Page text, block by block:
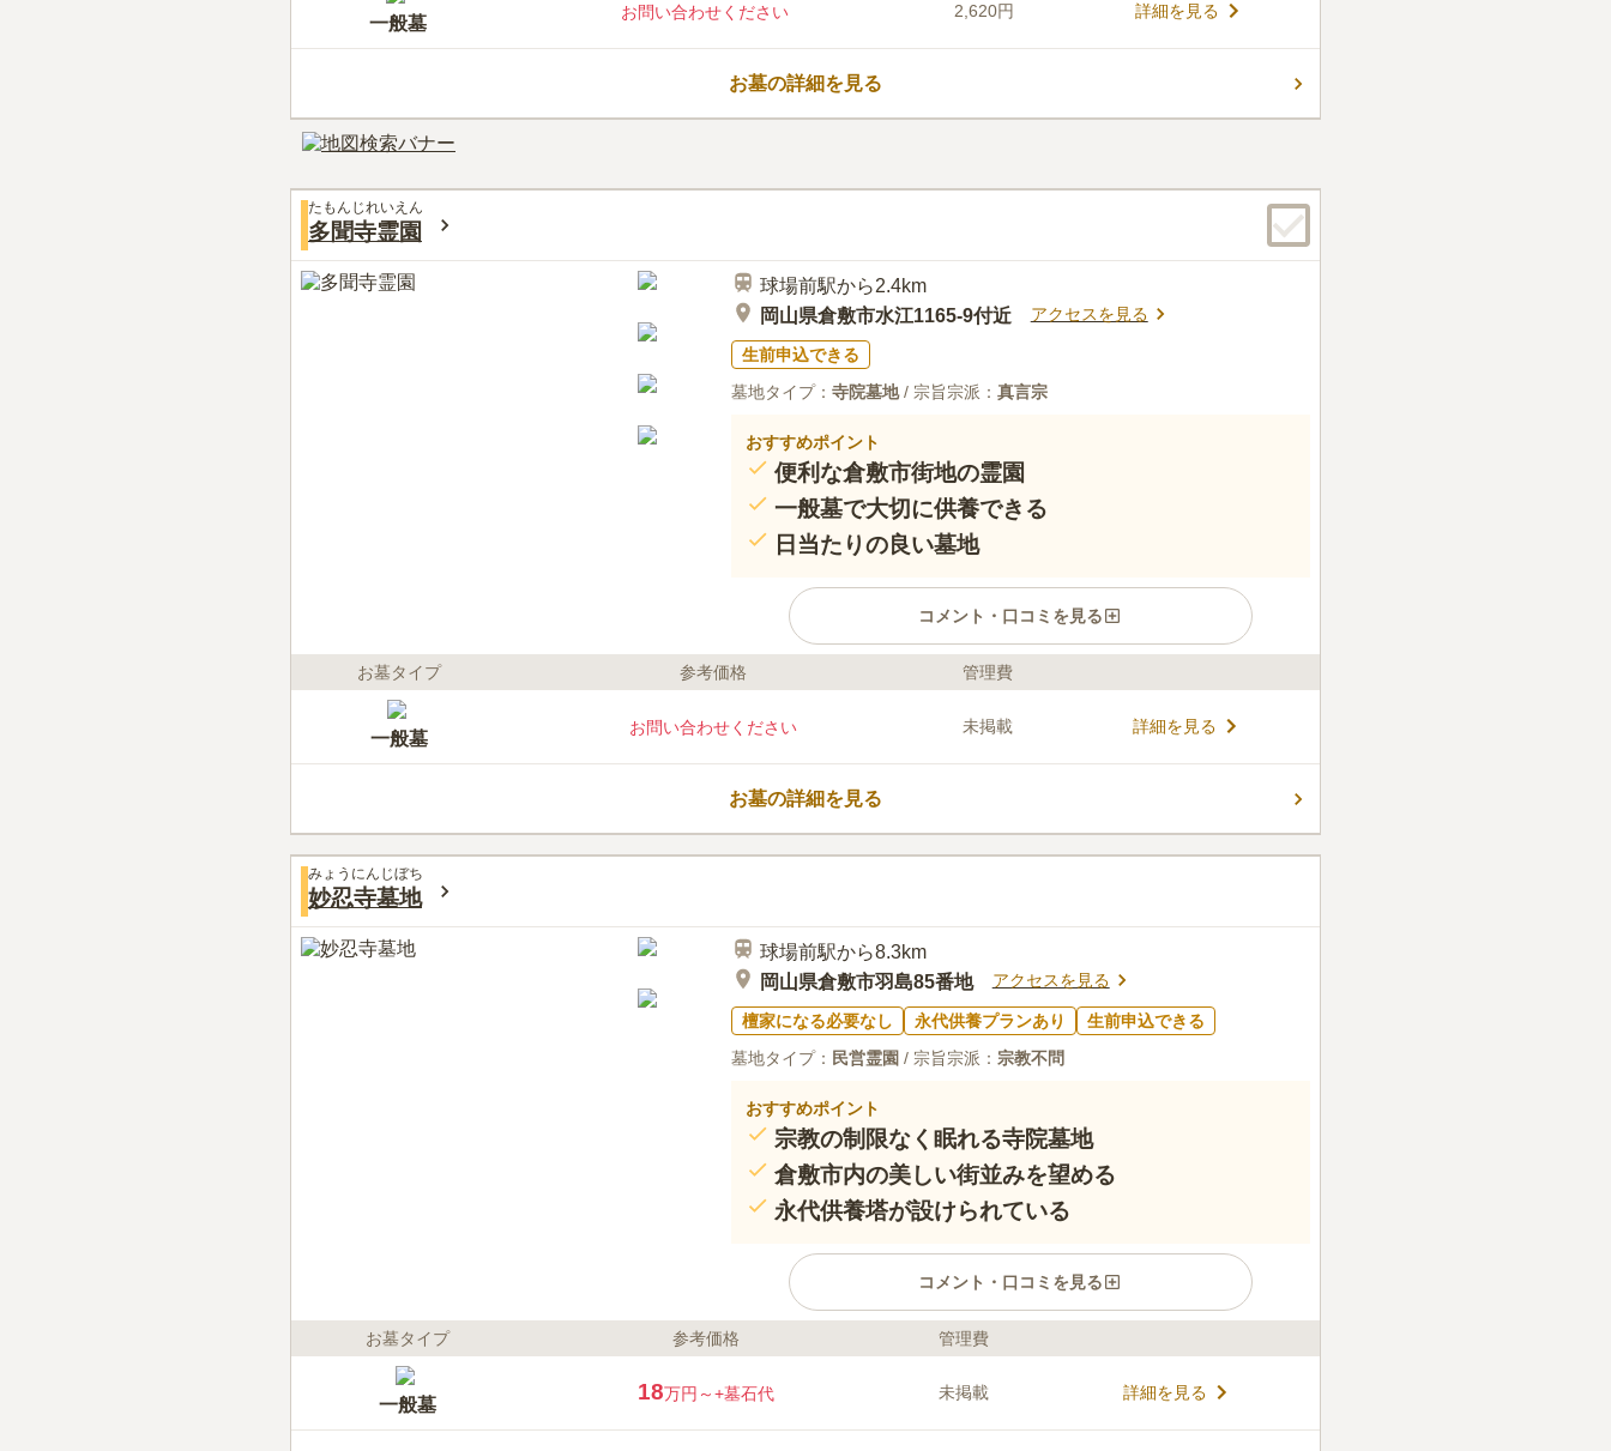
が運営しています。市が管理・運営している霊園のため、安
心・信頼してお墓を持つことができます。霊園の周囲は豊富な
自然が広がっているため、静かに故人と向き合うことができる
でしょう。
一般墓
お問い合わせください 2,620円 詳細を見る
お墓の詳細を見る
たもんじれいえん
多聞寺霊園
球場前駅から2.4km
岡山県倉敷市水江1165-9付近
アクセスを見る
生前申込できる
墓地タイプ： 寺院墓地/ 宗旨宗派： 真言宗
おすすめポイント
便利な倉敷市街地の霊園
一般墓で大切に供養できる
日当たりの良い墓地
コメント・口コミを見る
ライフドット編集部のコメント
でもあるJR「倉敷駅」からバスでアクセスできる立地にあり、
駅周辺には宿泊施設や商業施設も多くあります。倉敷市内だけ
ではなく、県外からのお墓参りにも便利です。お墓を管理する
多聞寺は、岡山県道60号を挟んだ先にあります。通りから一歩
入った閑静な住宅街にあるので、静かな気持ちでお参りができ
お墓タイプ 参考価格 管理費
一般墓
お問い合わせください 未掲載 詳細を見る
お墓の詳細を見る
みょうにんじぼち
妙忍寺墓地
球場前駅から8.3km
岡山県倉敷市羽島85番地
アクセスを見る
檀家になる必要なし 永代供養プランあり
生前申込できる
墓地タイプ： 民営霊園 / 宗旨宗派： 宗教不問
おすすめポイント
宗教の制限なく眠れる寺院墓地
倉敷市内の美しい街並みを望める
永代供養塔が設けられている
コメント・口コミを見る
ライフドット編集部のコメント
県道74号線近くの便利な場所に位置しており、駐車場も完備さ
れているので、お墓から足が遠のくことはありません。 駐車場
お墓タイプ 参考価格 管理費
一般墓
18万円～+墓石代 未掲載 詳細を見る